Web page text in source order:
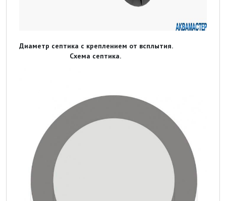
Диаметр септика с креплением от всплытия.
Схема септика.